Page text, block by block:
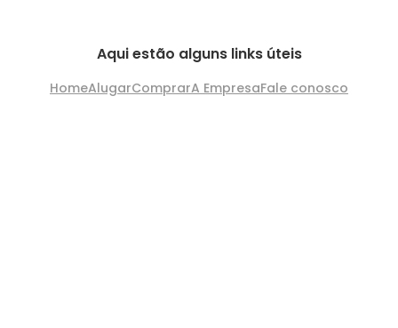
Aqui estão alguns links úteis
HomeAlugarComprarA EmpresaFale conosco